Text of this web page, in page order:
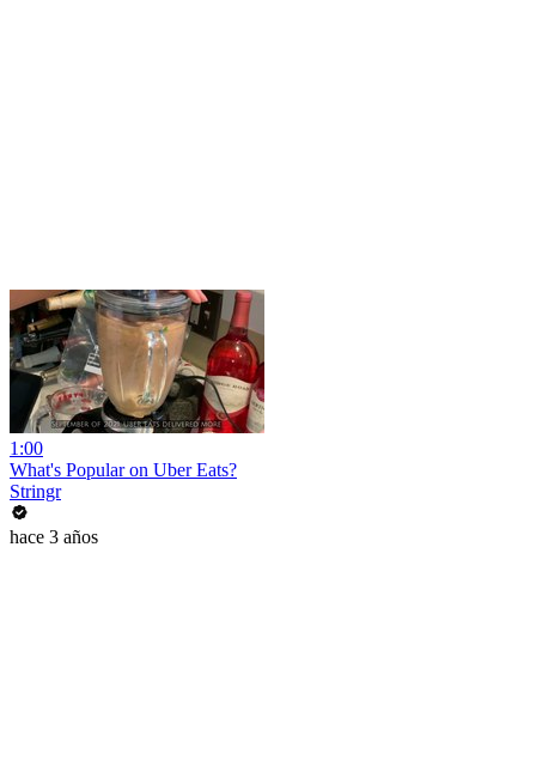
1:00
What's Popular on Uber Eats?
Stringr
hace 3 años